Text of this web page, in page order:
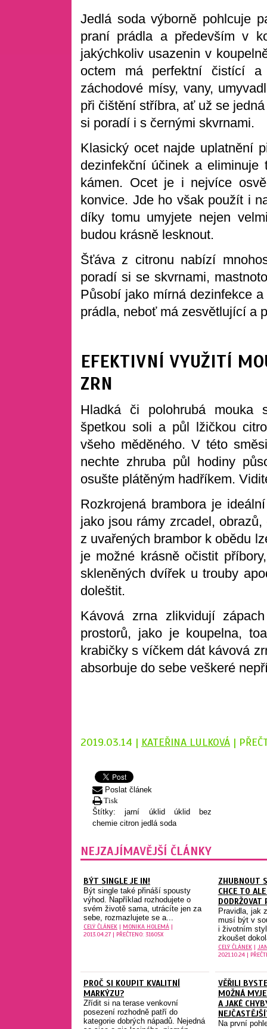
Jedlá soda výborně pohlcuje
praní prádla a především v
jakýchkoliv usazenin v
octem má perfektní čistící
záchodové mísy, vany,
při čištění stříbra, ať už se
si poradí i s černými skvrnami.
Klasický ocet najde uplatnění
dezinfekční účinek a
kámen. Ocet je i nejvíce
konvice. Jde ho však použít i
díky tomu umyjete nejen
budou krásně lesknout.
Šťáva z citronu nabízí
poradí si se skvrnami,
Působí jako mírná dezinfekce
prádla, neboť má zesvětlující a
EFEKTIVNÍ VYUŽITÍ
ZRN
Hladká či polohrubá mouka
špetkou soli a půl lžičkou
všeho měděného. V této
nechte zhruba půl hodiny
osušte plátěným hadříkem.
Rozkrojená brambora je
jako jsou rámy zrcadel,
z uvařených brambor k obědu
je možné krásně očistit
skleněných dvířek u trouby
doleštit.
Kávová zrna zlikvidují
prostorů, jako je koupelna,
krabičky s víčkem dát kávová
absorbuje do sebe veškeré
2019.03.14 | KATEŘINA LULKOVÁ |
Poslat článek
Tisk
Štítky:jarní úklid úklid bez
chemie citron jedlá soda
NEJZAJÍMAVĚJŠÍ ČLÁNKY
BÝT SINGLE JE IN!
Být single také přináší spousty
výhod. Například rozhodujete o
svém životě sama, utrácíte jen za
sebe, rozmazlujete se a...
CELÝ ČLÁNEK | MONIKA HOLEMÁ |
2013.04.27 | PŘEČTENO: 31605X
ZHUBNOUT
CHCE TO
DODRŽOVAT
Pravidla, jak
musí být v
i životním
zkoušet
CELÝ ČLÁNEK|
2021.10.24 |
PROČ SI KOUPIT KVALITNÍ
MARKÝZU?
Zřídit si na terase venkovní
posezení rozhodně patří do
kategorie dobrých nápadů. Nejedná
VĚŘILI
MOŽNÁ
A JAKÉ
Na první